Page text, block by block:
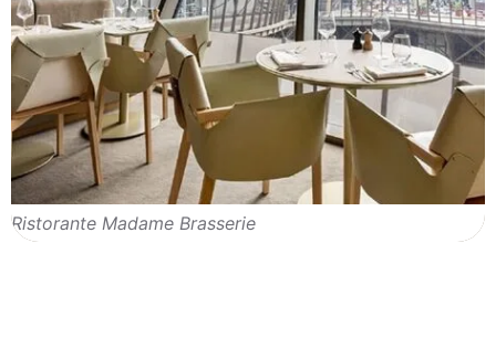
Ristorante Madame Brasserie